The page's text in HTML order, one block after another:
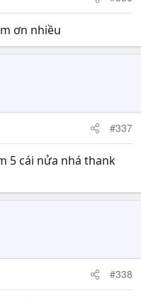
ơn nhiều
#337
5 cái nửa nhá thank
#338